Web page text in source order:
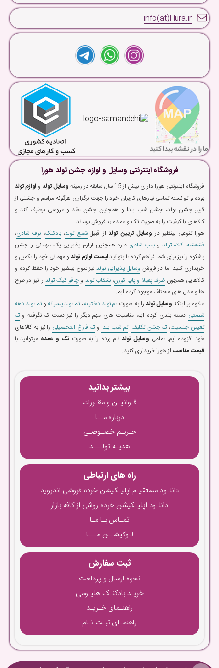
info(at)Hura.ir
فروشگاه اینترنتی وسایل و لوازم جشن تولد هورا
فروشگاه اینترنتی هورا دارای بیش از 15 سال سابقه در زمینه وسایل تولد و لوازم تولد
بوده و توانسته تمامی نیازهای کاربران خود را جهت برگزاری هرگونه مراسم و جشنی از
قبیل جشن تولد، جشن شب یلدا و همچنین جشن عقد و عروسی برطرف کند و
کالاهای با کیفیت را به صورت تک و عمده به فروش برساند.
هورا تنوعی بینظیر در وسایل تزیین تولداز قبیلشمع تولد،بادکنک، برف شادی،
فشفشه،کلاه تولد وبمب شادی دارد همچنین لوازم پذیرایی یک مهمانی و جشن
باشکوه را نیز برای شما فراهم کرده تا بتوانیدلیست لوازم تولد و مهمانی خود را تکمیل و
خریداری کنید. ما در فروش وسایل پذیرایی تولد نیز تنوع بینظیر خود را حفظ کرده و
کالاهایی همچون ظرف پفیلا و پاپ کورن،بشقاب تولد وچاقو کیک تولد را نیز در طرح
ها و مدل های مختلف موجود کرده ایم.
علاوه بر اینکه وسایل تولدرا به صورتتم تولد دخترانه،تم تولد پسرانه وتم تولد دهه
شصتی دسته بندی کرده ایم، مناسبت های مهم دیگر را نیز دست کم نگرفته وتم
تعیین جنسیت،تم جشن تکلیف،تم شب یلدا وتم فارغ التحصیلی را نیز به کالاهای
خود افزوده ایم. تمامی وسایل تولد نام برده را به صورت تک و عمده میتوانید با
قیمت مناسب از هورا خریداری کنید.
بیشتر بدانید
قـوانیـن و مقـررات
درباره مــا
حـریـم خصـوصـی
هدیـه تولـــد
راه های ارتباطی
دانلـود مستقیـم اپلیـکیشن خرده فروشی اندروید
دانلـود اپلیـکیشن خرده روشی از کافه بازار
تمـاس بـا مـا
لـوکیشــن مـــا
ثبت سفارش
نحوه ارسال و پرداخت
خریـد بادکنـک هلیـومی
راهنـمای خـریـد
راهنمـای ثبـت نـام